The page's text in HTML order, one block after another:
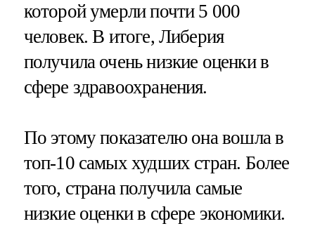
которой умерли почти 5 000
человек. В итоге, Либерия
получила очень низкие оценки в
сфере здравоохранения.
По этому показателю она вошла в
топ-10 самых худших стран. Более
того, страна получила самые
низкие оценки в сфере экономики.